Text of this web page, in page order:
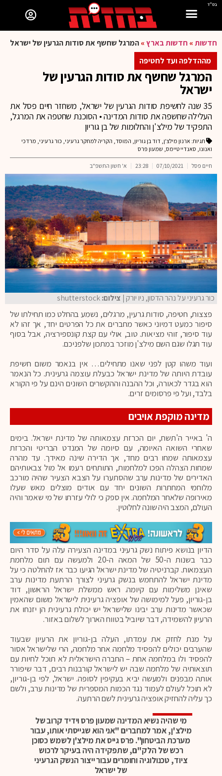
בס"ד
חדשות» חדשות בארץ»המרגל שחשף את סודות הגרעין של ישראל
מההדלפה ועד לחטיפה
המרגל שחשף את סודות הגרעין של
ישראל
35 שנה לחשיפת סודות הגרעין של ישראל, משחזר חיים פסל את
העלילה שחשפה את סודות המדינה • הסוכנת שחטפה את המרגל,
התפקיד של מילצ'ן והחלומות של בן גוריון
תגיות: ארנון מילצ'ן, דוד בן גוריון, המוסד, הקריה למחקר גרעיני, כור גרעיני, מרדכי
ואנונו, סאנדיי טיימס, שמעון פרס
חיים פסל 07/10/2021
23:28 א' חשון התשפ"ב
כור גרעיני על נהר הדסון, ניו יורק| צילום:shutterstock
פצצות, חטיפה, סודות גרעין, מרגלים, נשמע בהחלט כמו תחילתו של
סיפור כמעט דמיוני כאשר מחברים את כל הפרטים יחד, אך זהו לא
עוד סיפור, זוהי מציאות. טוב, אולי עם קצת קונספירציה, אבל בסוף
עוד תגלו שגם השם מילצ'ן מוזכר במתכון שלפניכם.
ועוד משהו קטן לפני שאנו מתחילים… אין בנאמר משום חשיפת
עובדת היותה של מדינת ישראל כבעלת עוצמה גרעינית. כל הנאמר
הוא בגדר לכאורה, וכל ההבנה וההקשרים השונים הינם על פי הקורא
בלבד, ועל פי פרסומים זרים.
מדינה מוקפת אויבים
ה' באייר ה'תשח, יום הכרזת עצמאותה של מדינת ישראל. בימים
שאחרי השואה האיומה, עם סיומה של המנדט הבריטי והכרזת
עצמאותה שמחו רבים מחד, אך הדירה שינה מאידך. עד מהרה
שמחות הצהלה הפכו למלחמות, התותחים רעמו אל מול צבאותיהם
האדירים של מדינות ערב שהסתערו על הצבא הצעיר שהיה מורכב
מלוחמי המחתרות השונים יחד עם אודים מוצלים מאש שעלו
מאירופה שלאחר המלחמה. אין ספק כי לולי עזרתו של מי שאמר והיה
העולם, המצב היה שונה לחלוטין.
הדיון בנושא פיתוח נשק גרעיני במדינה הצעירה עלה על סדר היום
כבר בשנות ה-50 של המאה ה-20 ולמעשה עם תום מלחמת
העצמאות. קברניטיה של מדינת ישראל הגיעו כבר אז להחלטה כי על
מדינת ישראל להתחמש בנשק גרעיני לצורך הרתעת מדינות ערב
שאינן משלימות עם קיומה. ראש ממשלת ישראל הראשון, דוד
בן-גוריון, פעל למימושה של אופציה גרעינית לישראל משום שהאמין
שכאשר מדינות ערב יבינו שלישראל יש יכולת גרעינית הן יזנחו את
הרעיון להשמידה, דבר שיוביל בטווח הארוך לשלום באזור.
על מנת לחזק את עמדתו, העלה בן-גוריון את הרעיון שבעוד
שהערבים יכולים להפסיד מלחמה אחר מלחמה, הרי שלישראל אסור
להפסיד ולו במלחמה אחת – החברה הישראלית לא תוכל לחיות עם
תוצאותיה של מלחמה שבה יש לישראל קורבנות רבים, דבר שיפורר
אותה מבפנים ולמעשה יביא בעקיפין לסופה. ישראל, לפי בן-גוריון,
לא תוכל לעולם לעמוד נגד הכמות המספרית של מדינות ערב, ולשם
כך עליה להחזיק אופציה גרעינית לשם הרתעה.
מי שהיה נשיא המדינה שמעון פרס וידיד קרוב של
מילצ'ן, אמר למחברים "אני הוא שגייסתי אותו, עבור
מערכת הביטחון". פרס גייס את מילצ'ן לשמש כסוכן
רכש של הלק"ם, שתפקידה היה בעיקר לרכוש
ציוד, טכנולוגיה וחומרים עבור ייצור הנשק הגרעיני
של ישראל